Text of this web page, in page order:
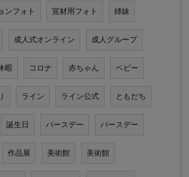
ンフォト 宣材用フォト 姉妹
成人式オンライン 成人グループ
暇 コロナ 赤ちゃん ベビー
ライン ライン公式 ともだち
誕生日 バースデー バースデー
作品展 美術館 美術館